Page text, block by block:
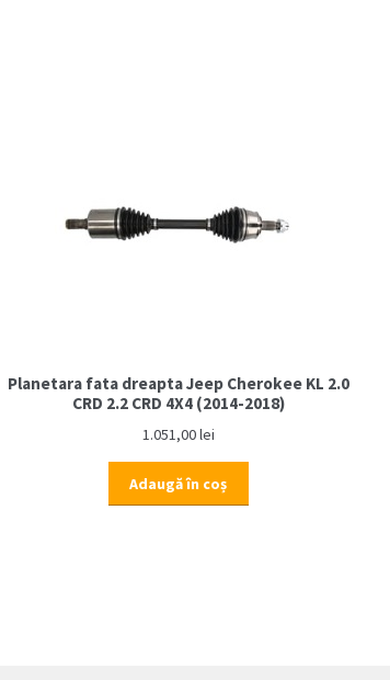
Planetara fata dreapta Jeep Cherokee KL 2.0
CRD 2.2 CRD 4X4 (2014-2018)
1.051,00lei
Adaugă în coș